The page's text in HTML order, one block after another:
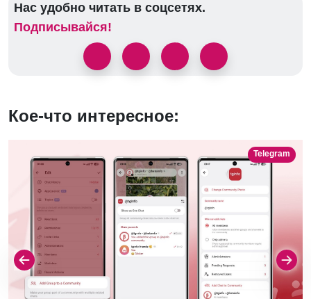
Нас удобно читать в соцсетях.
Подписывайся!
Кое-что интересное:
Telegram